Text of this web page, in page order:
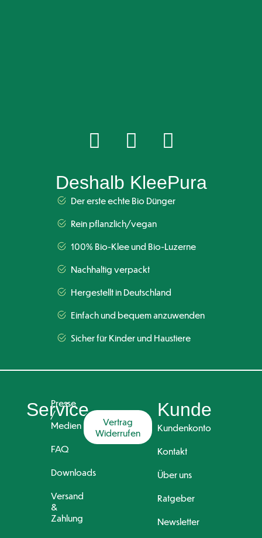
Deshalb KleePura
Der erste echte Bio Dünger
Rein pflanzlich/vegan
100% Bio-Klee und Bio-Luzerne
Nachhaltig verpackt
Hergestellt in Deutschland
Einfach und bequem anzuwenden
Sicher für Kinder und Haustiere
Service
Presse
/
Medien
FAQ
Downloads
Versand
&
Zahlung
Vertrag
Widerrufen
Kunde
Kundenkonto
Kontakt
Über uns
Ratgeber
Newsletter